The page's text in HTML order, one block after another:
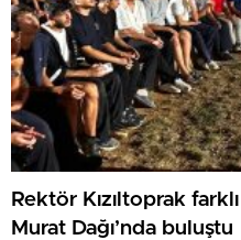
Rektör Kızıltoprak
Murat Dağı’nda buluştu